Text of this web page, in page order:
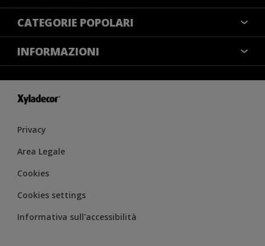
COLORI
CONTATTACI
MAPPA DEL SITO
CATEGORIE POPOLARI
NOTE LEGALI
COOKIES
INFORMATIVA SULLA PRIVACY
IMPOSTAZIONI DEI COOKIE
INFORMAZIONI
RESA DEL COLORE
Privacy
Area Legale
Cookies
Cookies settings
Informativa sull'accessibilità